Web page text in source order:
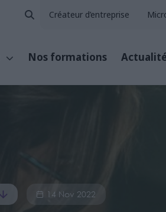
Créateur d’entreprise
Nos formations
14 Nov 2022